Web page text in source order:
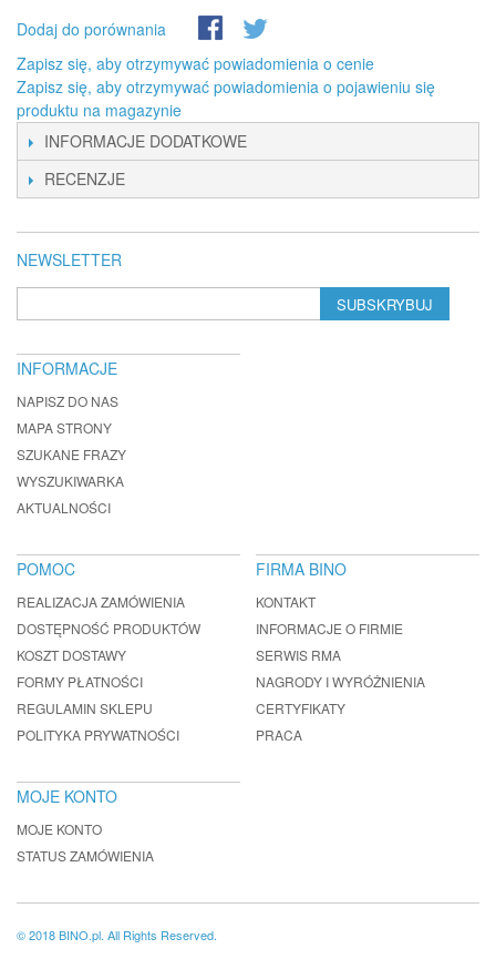
Dodaj do porównania
Zapisz się, aby otrzymywać powiadomienia o cenie
Zapisz się, aby otrzymywać powiadomienia o pojawieniu się
produktu na magazynie
INFORMACJE DODATKOWE
RECENZJE
NEWSLETTER
SUBSKRYBUJ
INFORMACJE
NAPISZ DO NAS
MAPA STRONY
SZUKANE FRAZY
WYSZUKIWARKA
AKTUALNOŚCI
POMOC
REALIZACJA ZAMÓWIENIA
DOSTĘPNOŚĆ PRODUKTÓW
KOSZT DOSTAWY
FORMY PŁATNOŚCI
REGULAMIN SKLEPU
POLITYKA PRYWATNOŚCI
FIRMA BINO
KONTAKT
INFORMACJE O FIRMIE
SERWIS RMA
NAGRODY I WYRÓŻNIENIA
CERTYFIKATY
PRACA
MOJE KONTO
MOJE KONTO
STATUS ZAMÓWIENIA
© 2018 BINO.pl. All Rights Reserved.